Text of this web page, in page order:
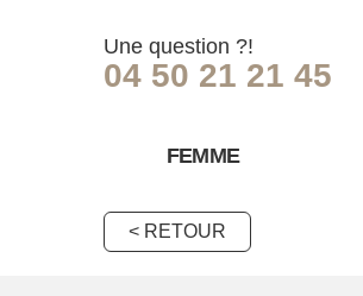
Une question ?!
04 50 21 21 45
FEMME
< RETOUR